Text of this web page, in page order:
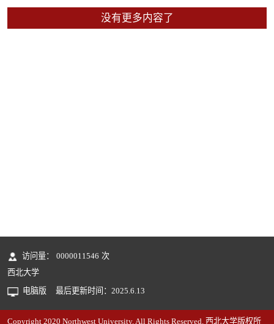
没有更多内容了
访问量： 0000011546 次
西北大学
电脑版
最后更新时间： 2025.6.13
Copyright 2020 Northwest University. All Rights Reserved. 西北大学版权所